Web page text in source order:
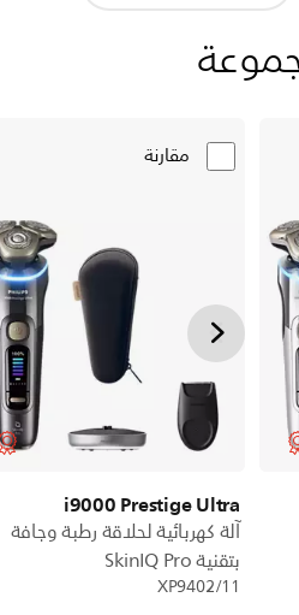
مقارنة
i9000 Prestige Ultra
آلة كهربائية لحلاقة رطبة وجافة
بتقنية SkinIQ Pro
XP9402/11